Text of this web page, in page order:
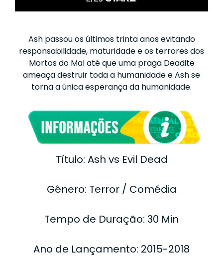
Ash passou os últimos trinta anos evitando
responsabilidade, maturidade e os terrores dos
Mortos do Mal até que uma praga Deadite
ameaça destruir toda a humanidade e Ash se
torna a única esperança da humanidade.
Título: Ash vs Evil Dead
Gênero: Terror / Comédia
Tempo de Duração: 30 Min
Ano de Lançamento: 2015-2018